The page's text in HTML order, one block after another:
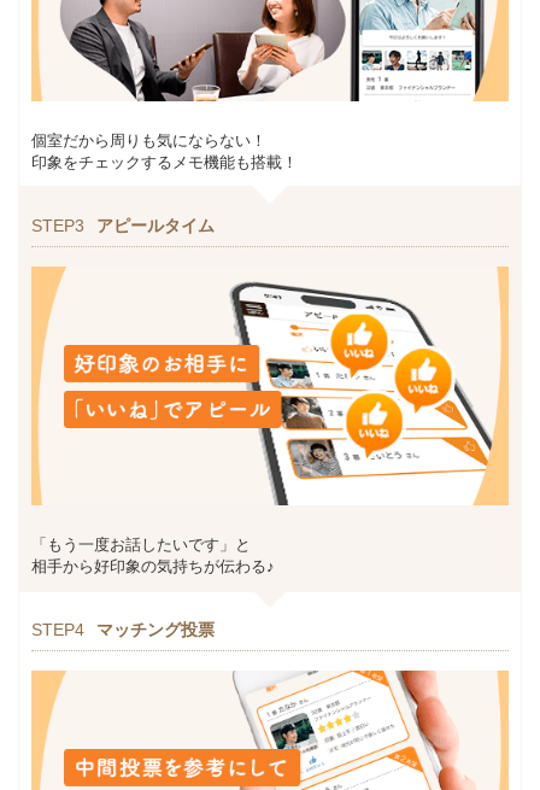
個室だから周りも気にならない！
印象をチェックするメモ機能も搭載！
STEP3 アピールタイム
「もう一度お話したいです」と
相手から好印象の気持ちが伝わる♪
STEP4 マッチング投票